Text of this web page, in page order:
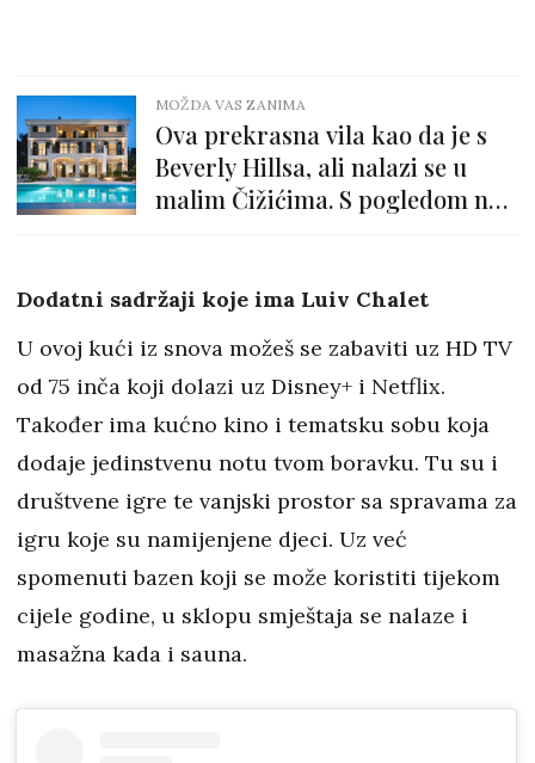
MOŽDA VAS ZANIMA
Ova prekrasna vila kao da je s
Beverly Hillsa, ali nalazi se u
malim Čižićima. S pogledom na
Dodatni sadržaji koje ima Luiv Chalet
U ovoj kući iz snova možeš se zabaviti uz HD TV
od 75 inča koji dolazi uz Disney+ i Netflix.
Također ima kućno kino i tematsku sobu koja
dodaje jedinstvenu notu tvom boravku. Tu su i
društvene igre te vanjski prostor sa spravama za
igru koje su namijenjene djeci. Uz već
spomenuti bazen koji se može koristiti tijekom
cijele godine, u sklopu smještaja se nalaze i
masažna kada i sauna.